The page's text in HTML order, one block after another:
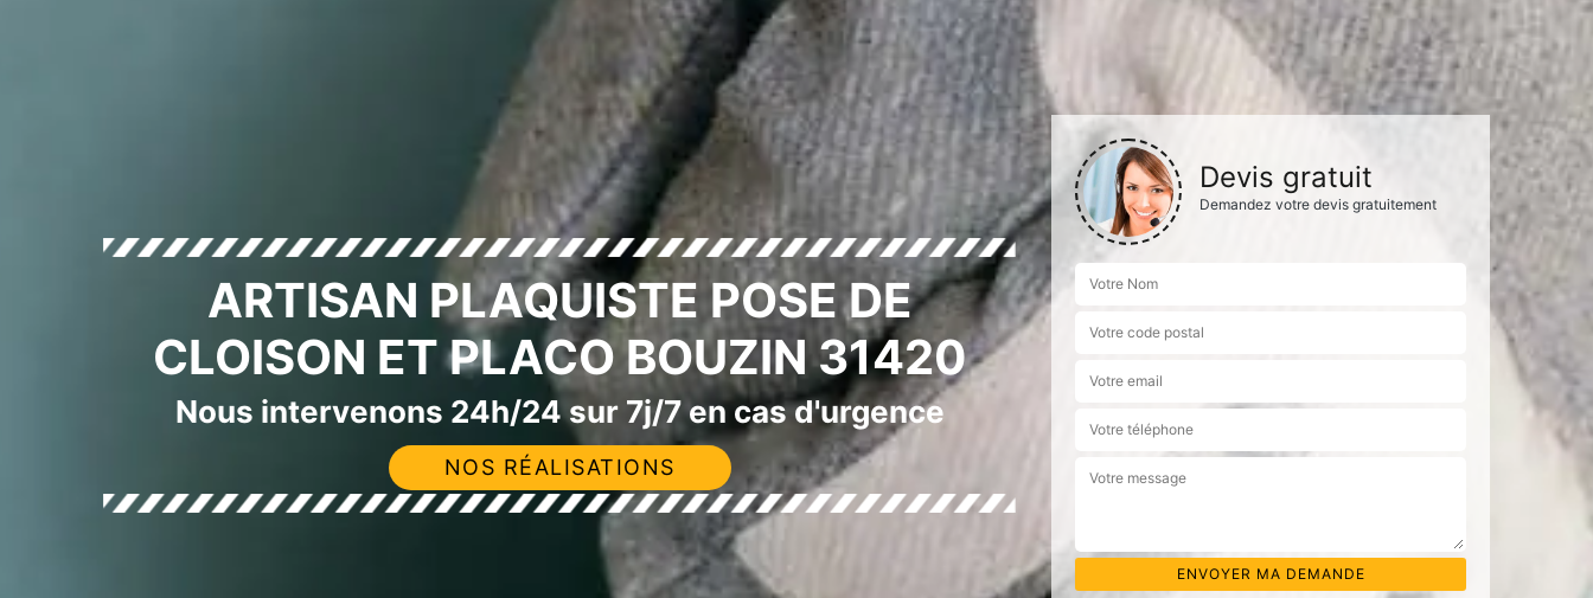
ARTISAN PLAQUISTE POSE DE
CLOISON ET PLACO BOUZIN 31420
Nous intervenons 24h/24 sur 7j/7 en cas d'urgence
NOS RÉALISATIONS
Devis gratuit
Demandez votre devis gratuitement